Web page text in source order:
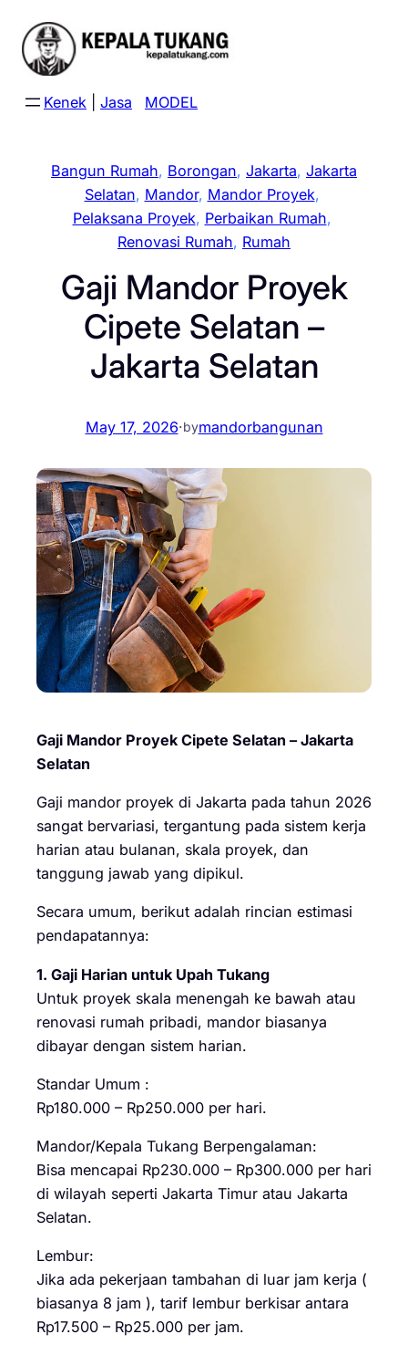
content
Kenek Jasa MODEL
Bangun Rumah, Borongan, Jakarta, Jakarta
Selatan, Mandor, Mandor Proyek
Pelaksana Proyek, Perbaikan Rumah
Renovasi Rumah, Rumah
Gaji Mandor Proyek
Cipete Selatan –
Jakarta Selatan
May 17, 2026·bymandorbangunan
Gaji Mandor Proyek Cipete Selatan – Jakarta
Selatan
Gaji mandor proyek di Jakarta pada tahun 2026
sangat bervariasi, tergantung pada sistem kerja
harian atau bulanan, skala proyek, dan
tanggung jawab yang dipikul.
Secara umum, berikut adalah rincian estimasi
pendapatannya:
1. Gaji Harian untuk Upah Tukang
Untuk proyek skala menengah ke bawah atau
renovasi rumah pribadi, mandor biasanya
dibayar dengan sistem harian.
Standar Umum :
Rp180.000 – Rp250.000 per hari.
Mandor/Kepala Tukang Berpengalaman:
Bisa mencapai Rp230.000 – Rp300.000 per hari
di wilayah seperti Jakarta Timur atau Jakarta
Selatan.
Lembur:
Jika ada pekerjaan tambahan di luar jam kerja (
biasanya 8 jam ), tarif lembur berkisar antara
Rp17.500 – Rp25.000 per jam.